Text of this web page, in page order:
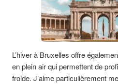
L’hiver à Bruxelles offre
en plein air qui permettent de
froide. J’aime particulièrement